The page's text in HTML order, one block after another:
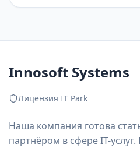
Innosoft Systems
Лицензия IT Park
Наша компания готова
партнёром в сфере IT-услуг.